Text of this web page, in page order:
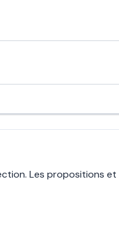
Les propositions et